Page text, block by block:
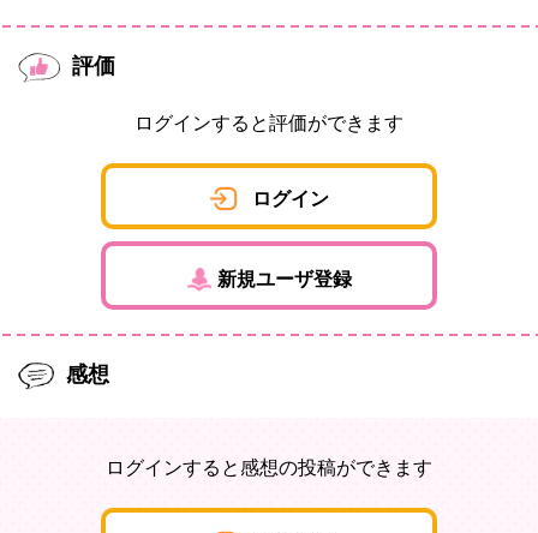
評価
ログインすると評価ができます
ログイン
新規ユーザ登録
感想
ログインすると感想の投稿ができます